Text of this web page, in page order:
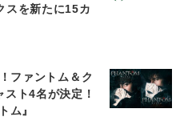
スを新たに15カ
ファントム＆ク
スト4名が決定！
ム』